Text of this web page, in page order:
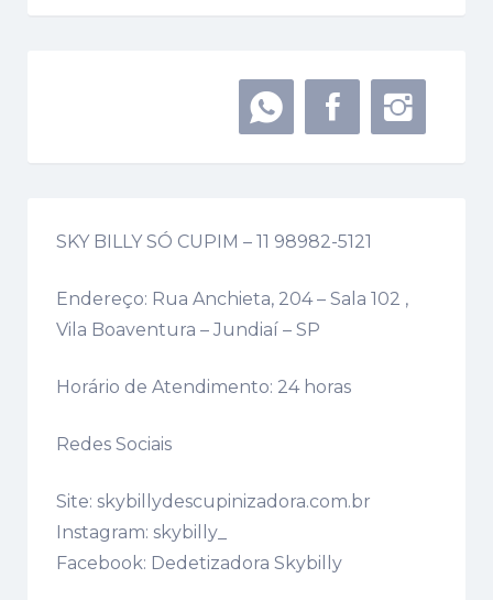
SKY BILLY SÓ CUPIM – 11 98982-5121
Endereço: Rua Anchieta, 204 – Sala 102 ,
Vila Boaventura – Jundiaí – SP
Horário de Atendimento: 24 horas
Redes Sociais
Site: skybillydescupinizadora.com.br
Instagram: skybilly_
Facebook: Dedetizadora Skybilly